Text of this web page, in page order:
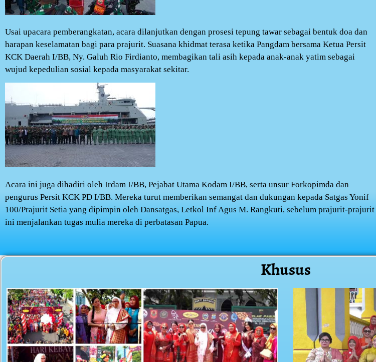
Usai upacara pemberangkatan, acara dilanjutkan dengan prosesi tepung tawar sebagai bentuk doa dan
harapan keselamatan bagi para prajurit. Suasana khidmat terasa ketika Pangdam bersama Ketua Persit
KCK Daerah I/BB, Ny. Galuh Rio Firdianto, membagikan tali asih kepada anak-anak yatim sebagai
wujud kepedulian sosial kepada masyarakat sekitar.
Acara ini juga dihadiri oleh Irdam I/BB, Pejabat Utama Kodam I/BB, serta unsur Forkopimda dan
pengurus Persit KCK PD I/BB. Mereka turut memberikan semangat dan dukungan kepada Satgas Yonif
100/Prajurit Setia yang dipimpin oleh Dansatgas, Letkol Inf Agus M. Rangkuti, sebelum prajurit-prajurit
ini menjalankan tugas mulia mereka di perbatasan Papua.
Khusus